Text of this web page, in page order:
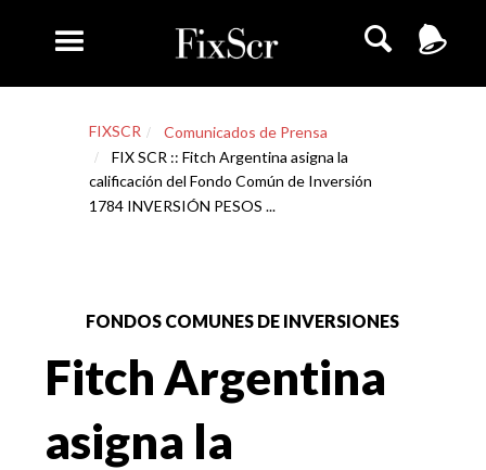
FIXSCR
Comunicados de Prensa
FIX SCR :: Fitch Argentina asigna la
calificación del Fondo Común de Inversión
1784 INVERSIÓN PESOS ...
FONDOS COMUNES DE INVERSIONES
Fitch Argentina
asigna la